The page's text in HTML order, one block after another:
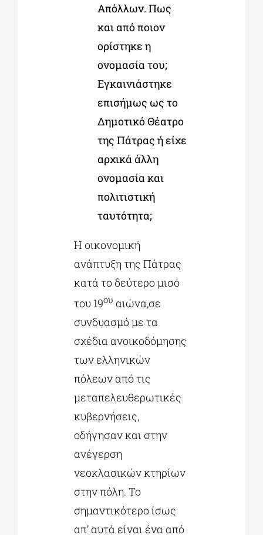
Απόλλων. Πως
και από ποιον
ορίστηκε η
ονομασία του;
Εγκαινιάστηκε
επισήμως ως το
Δημοτικό Θέατρο
της Πάτρας ή είχε
αρχικά άλλη
ονομασία και
πολιτιστική
ταυτότητα;
Η οικονομική
ανάπτυξη της Πάτρας
κατά το δεύτερο μισό
του 19ου αιώνα,σε
συνδυασμό με τα
σχέδια ανοικοδόμησης
των ελληνικών
πόλεων από τις
μεταπελευθερωτικές
κυβερνήσεις,
οδήγησαν και στην
ανέγερση
νεοκλασικών κτηρίων
στην πόλη. Το
σημαντικότερο ίσως
απ’ αυτά είναι ένα από